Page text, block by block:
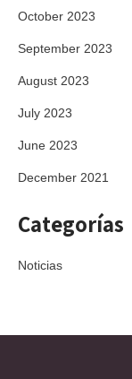
October 2023
September 2023
August 2023
July 2023
June 2023
December 2021
Categorías
Noticias